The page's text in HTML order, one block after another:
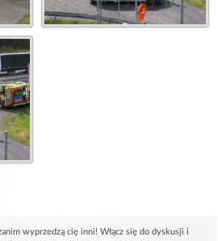
wyprzedzą cię inni! Włącz się do dyskusji i